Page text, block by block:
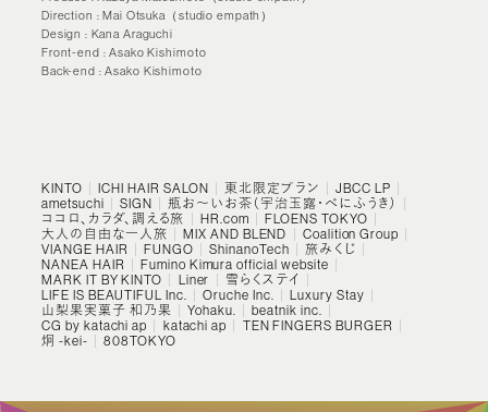
Direction
Mai Otsuka（studio empath）
Design
Kana Araguchi
Front-end
Asako Kishimoto
Back-end
Asako Kishimoto
KINTO ICHI HAIR SALON 東北限定プラン
JBCC LP
ametsuchi
SIGN
瓶お～いお茶（宇治玉露・べにふうき）
ココロ、カラダ、調える旅
HR.com
FLOENS TOKYO
大人の自由な一人旅
MIX AND BLEND
Coalition Group
VIANGE HAIR
FUNGO ShinanoTech
旅みくじ
NANEA HAIR
Fumino Kimura official website
MARK IT BY KINTO
Liner
雪らくステイ
LIFE IS BEAUTIFUL Inc.
Oruche Inc.
Luxury Stay
山梨果実菓子 和乃果
Yohaku.
beatnik inc.
CG by katachi ap
katachi ap
TEN FINGERS BURGER
炯 -kei-
808TOKYO